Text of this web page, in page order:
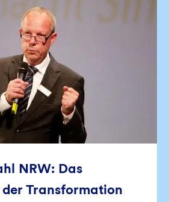
NRW: Das
Transformation